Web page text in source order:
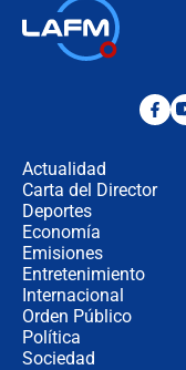
Actualidad
Carta del Director
Deportes
Economía
Emisiones
Entretenimiento
Internacional
Orden Público
Política
Sociedad